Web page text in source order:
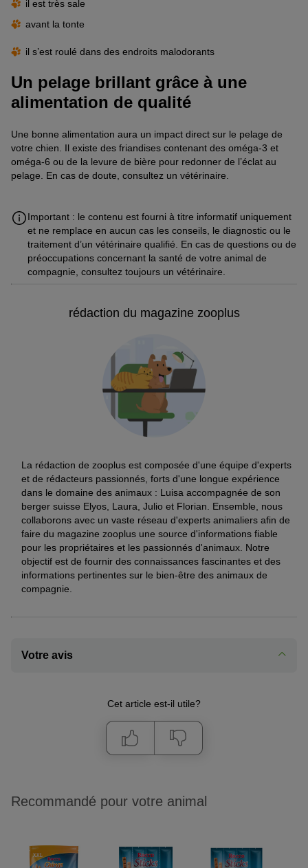
il est très sale
avant la tonte
il s’est roulé dans des endroits malodorants
Un pelage brillant grâce à une
alimentation de qualité
Une bonne alimentation aura un impact direct sur le pelage de
votre chien. Il existe des friandises contenant des oméga-3 et
oméga-6 ou de la levure de bière pour redonner de l’éclat au
pelage. En cas de doute, consultez un vétérinaire.
Important : le contenu est fourni à titre informatif uniquement
et ne remplace en aucun cas les conseils, le diagnostic ou le
traitement d’un vétérinaire qualifié. En cas de questions ou de
préoccupations concernant la santé de votre animal de
compagnie, consultez toujours un vétérinaire.
rédaction du magazine zooplus
La rédaction de zooplus est composée d'une équipe d'experts
et de rédacteurs passionnés, forts d'une longue expérience
dans le domaine des animaux : Luisa accompagnée de son
berger suisse Elyos, Laura, Julio et Florian. Ensemble, nous
collaborons avec un vaste réseau d'experts animaliers afin de
faire du magazine zooplus une source d'informations fiable
pour les propriétaires et les passionnés d'animaux. Notre
objectif est de fournir des connaissances fascinantes et des
informations pertinentes sur le bien-être des animaux de
compagnie.
Votre avis
Cet article est-il utile?
Recommandé pour votre animal